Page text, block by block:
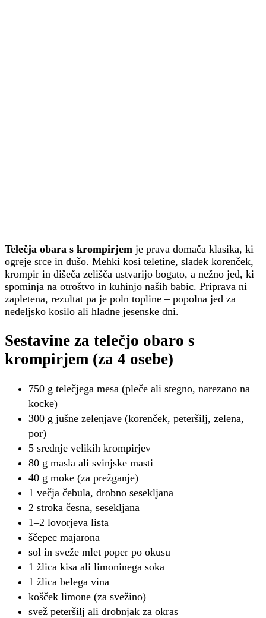
Telečja obara s krompirjem je prava domača klasika, ki
ogreje srce in dušo. Mehki kosi teletine, sladek korenček,
krompir in dišeča zelišča ustvarijo bogato, a nežno jed, ki
spominja na otroštvo in kuhinjo naših babic. Priprava ni
zapletena, rezultat pa je poln topline – popolna jed za
nedeljsko kosilo ali hladne jesenske dni.
Sestavine za telečjo obaro s
krompirjem (za 4 osebe)
750 g telečjega mesa (pleče ali stegno, narezano na
kocke)
300 g jušne zelenjave (korenček, peteršilj, zelena,
por)
5 srednje velikih krompirjev
80 g masla ali svinjske masti
40 g moke (za prežganje)
1 večja čebula, drobno sesekljana
2 stroka česna, sesekljana
1–2 lovorjeva lista
ščepec majarona
sol in sveže mlet poper po okusu
1 žlica kisa ali limoninega soka
1 žlica belega vina
košček limone (za svežino)
svež peteršilj ali drobnjak za okras